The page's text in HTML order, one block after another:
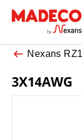
Nexans
3X14AWG